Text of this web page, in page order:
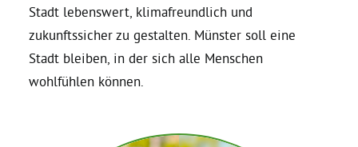
Aktiv werden
Termine
Stadt lebenswert, klimafreundlich und
zukunftssicher zu gestalten. Münster soll eine
Stadt bleiben, in der sich alle Menschen
wohlfühlen können.